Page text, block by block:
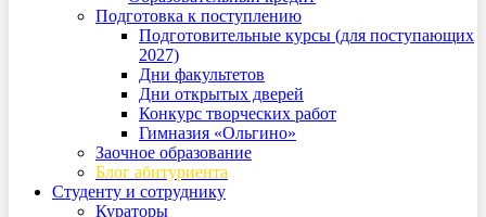
Подготовка к поступлению
Подготовительные курсы (для поступающих
2027)
Дни факультетов
Дни открытых дверей
Конкурс творческих работ
Гимназия «Ольгино»
Заочное образование
Блог абитуриента
Студенту и сотруднику
Кураторы